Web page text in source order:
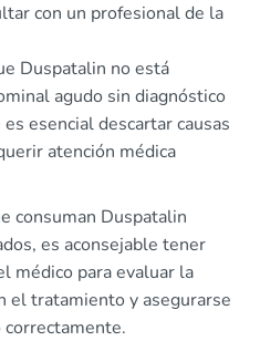
con un profesional de la
Duspatalin no está
agudo sin diagnóstico
esencial descartar causas
atención médica
consuman Duspatalin
es aconsejable tener
médico para evaluar la
el tratamiento y asegurarse